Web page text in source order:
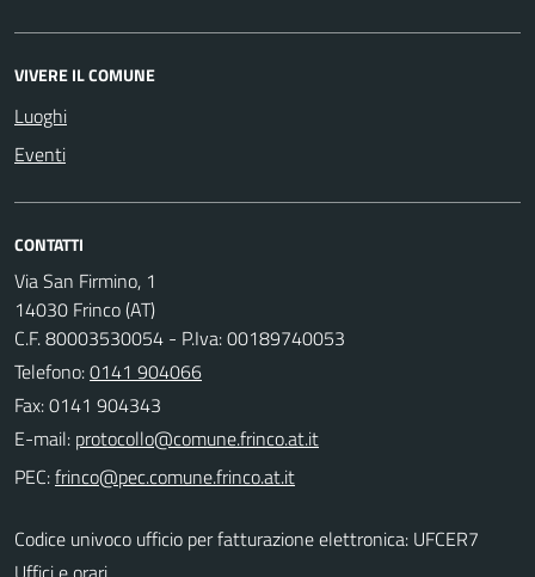
VIVERE IL COMUNE
Luoghi
Eventi
CONTATTI
Via San Firmino, 1
14030 Frinco (AT)
C.F. 80003530054 - P.Iva: 00189740053
Telefono:0141 904066
Fax: 0141 904343
E-mail:
PEC:
Codice univoco ufficio per fatturazione elettronica: UFCER7